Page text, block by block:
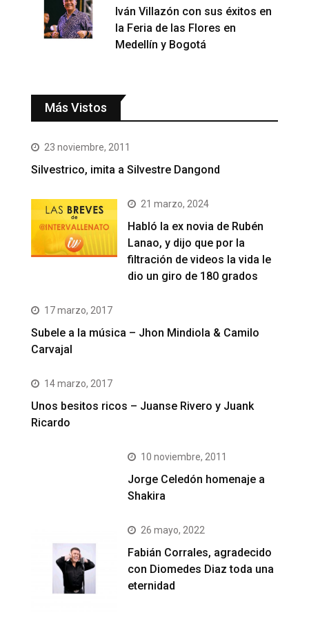
Iván Villazón con sus éxitos en
la Feria de las Flores en
Medellín y Bogotá
Más Vistos
23 noviembre, 2011
Silvestrico, imita a Silvestre Dangond
21 marzo, 2024
Habló la ex novia de Rubén
Lanao, y dijo que por la
filtración de videos la vida le
dio un giro de 180 grados
17 marzo, 2017
Subele a la música – Jhon Mindiola & Camilo
Carvajal
14 marzo, 2017
Unos besitos ricos – Juanse Rivero y Juank
Ricardo
10 noviembre, 2011
Jorge Celedón homenaje a
Shakira
26 mayo, 2022
Fabián Corrales, agradecido
con Diomedes Diaz toda una
eternidad